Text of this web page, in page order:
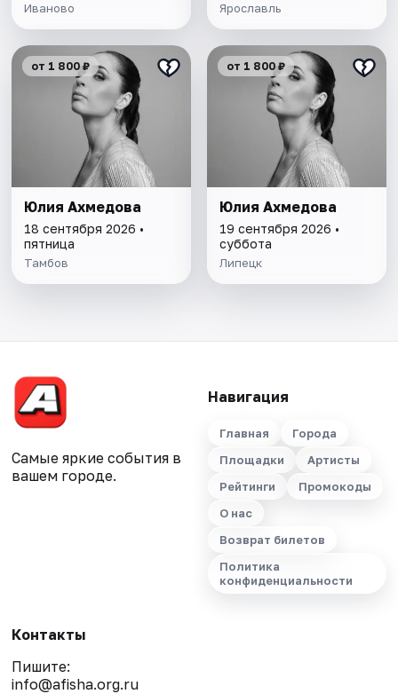
Иваново Ярославль
от 1 800 ₽
Юлия Ахмедова
18 сентября 2026 •
пятница
Тамбов
от 1 800 ₽
Юлия Ахмедова
19 сентября 2026 •
суббота
Липецк
Самые яркие события в
вашем городе.
Навигация
Главная
Города
Площадки
Артисты
Рейтинги
Промокоды
О нас
Возврат билетов
Политика
конфиденциальности
Контакты
Пишите:
info@afisha.org.ru